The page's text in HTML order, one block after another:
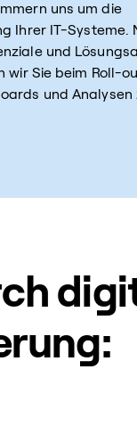
uns um die
Ihrer IT-Systeme.
und
wir Sie beim Roll-
und